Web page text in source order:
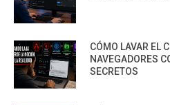
CÓMO LAVAR EL
NAVEGADORES
SECRETOS